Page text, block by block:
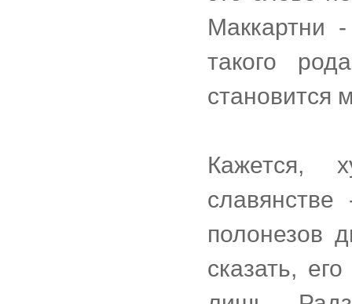
Маккартни
такого
становится
Кажется,
полонезов
сказать,